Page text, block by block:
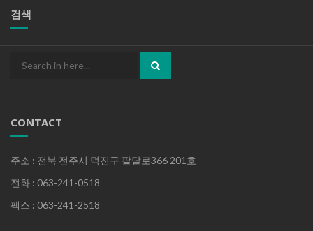
검색
CONTACT
주소 : 전북 전주시 덕진구 팔달로366 201호
전화 : 063-241-0518
팩스 : 063-241-2518